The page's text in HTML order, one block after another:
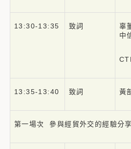
13:30-13:35 致詞
辜
中
13:35-13:40 致詞 黃
第一場次 參與經貿外交的經驗分享